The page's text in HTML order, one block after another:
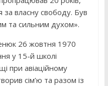
за власну свободу. Був
та сильним духом».
26 жовтня 1970
у 15-й школі
при авіаційному
сім’ю та разом із